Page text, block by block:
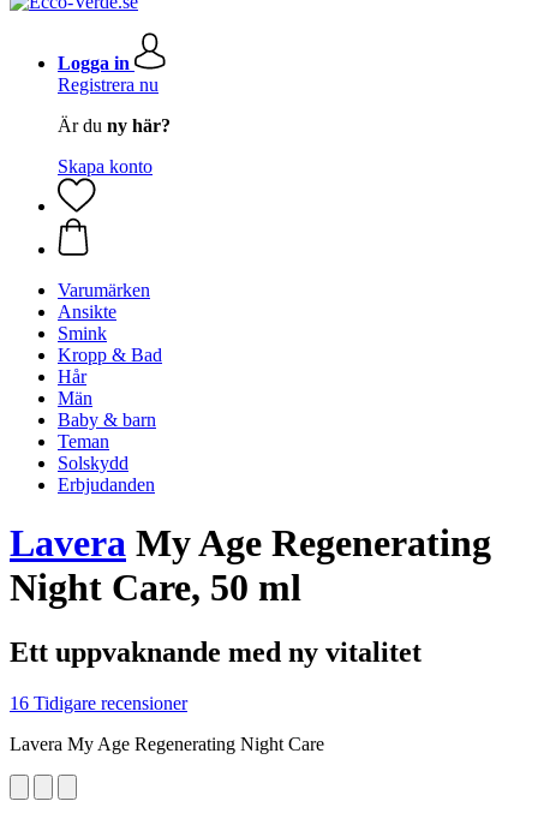
Logga in
Registrera nu
Är du ny här?
Skapa konto
Varumärken
Ansikte
Smink
Kropp & Bad
Hår
Män
Baby & barn
Teman
Solskydd
Erbjudanden
Lavera My Age Regenerating
Night Care, 50 ml
Ett uppvaknande med ny vitalitet
16 Tidigare recensioner
Lavera My Age Regenerating Night Care